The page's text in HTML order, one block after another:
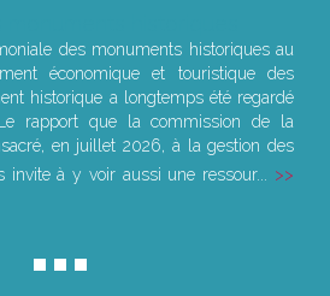
des monuments historiques au
économique et touristique des
historique a longtemps été regardé
rapport que la commission de la
en juillet 2026, à la gestion des
invite à y voir aussi une ressour...